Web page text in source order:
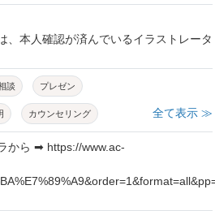
、本人確認が済んでいるイラストレータ
談 プレゼン
カウンセリング
プランナー
全て表示 ≫
から ➡ https://www.ac-